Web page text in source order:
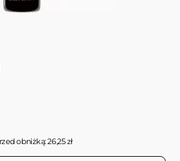
obniżką: 26,25 zł